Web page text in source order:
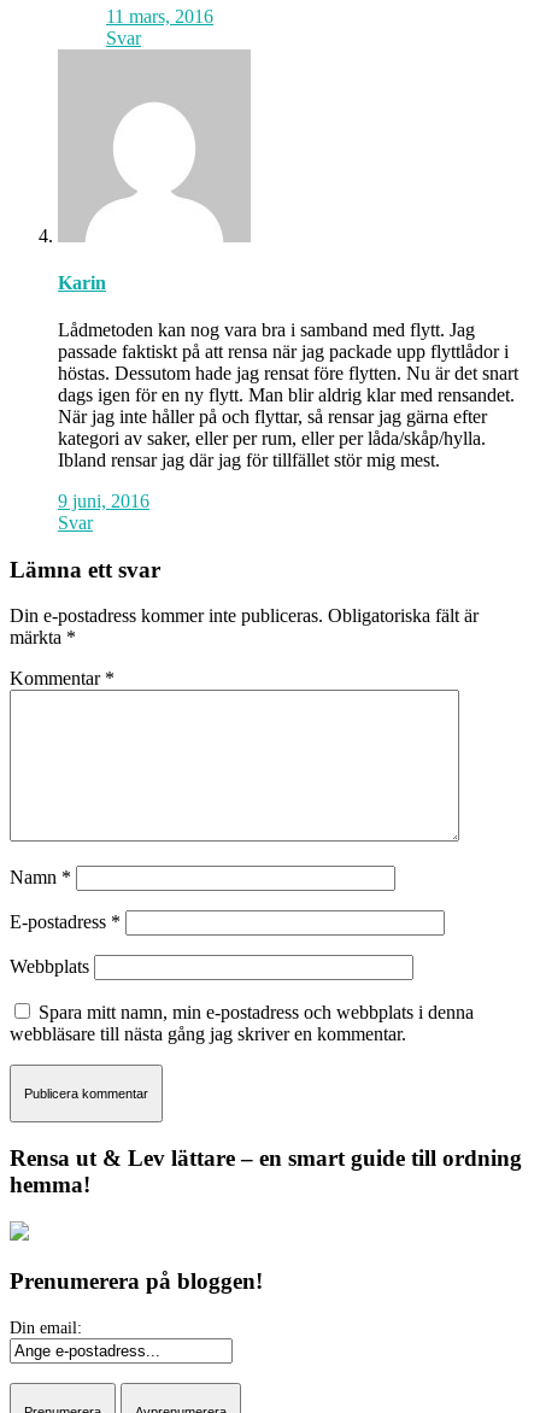
11 mars, 2016
Svar
Karin
Lådmetoden kan nog vara bra i samband med flytt. Jag
passade faktiskt på att rensa när jag packade upp flyttlådor i
höstas. Dessutom hade jag rensat före flytten. Nu är det snart
dags igen för en ny flytt. Man blir aldrig klar med rensandet.
När jag inte håller på och flyttar, så rensar jag gärna efter
kategori av saker, eller per rum, eller per låda/skåp/hylla.
Ibland rensar jag där jag för tillfället stör mig mest.
9 juni, 2016
Svar
Lämna ett svar
Din e-postadress kommer inte publiceras. Obligatoriska fält är
märkta *
Kommentar *
Namn *
E-postadress *
Webbplats
Spara mitt namn, min e-postadress och webbplats i denna
webbläsare till nästa gång jag skriver en kommentar.
Rensa ut & Lev lättare – en smart guide till ordning
hemma!
Prenumerera på bloggen!